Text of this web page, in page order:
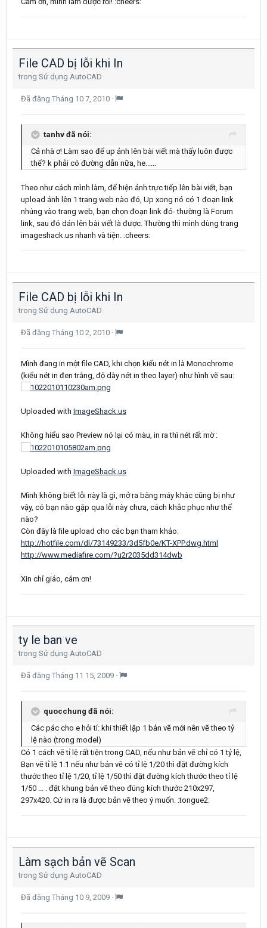
File CAD bị lỗi khi In
trong Sử dụng AutoCAD
Đã đăng Tháng 10 7, 2010 ·
tanhv đã nói:
Cả nhà ơ! Làm sao để up ảnh lên bài viết mà thấy luôn được
thế? k phải có đường dẫn nữa, he......
Theo như cách mình làm, để hiện ảnh trực tiếp lên bài viết, bạn
upload ảnh lên 1 trang web nào đó, Up xong nó có 1 đoạn link
nhúng vào trang web, bạn chọn đoạn link đó- thường là Forum
link, sau đó dán lên bài viết là được. Thường thì mình dùng trang
imageshack.us nhanh và tiện. :cheers:
File CAD bị lỗi khi In
trong Sử dụng AutoCAD
Đã đăng Tháng 10 2, 2010 ·
Mình đang in một file CAD, khi chọn kiểu nét in là Monochrome
(kiểu nét in đen trắng, độ dày nét in theo layer) như hình vẽ sau:
Uploaded with ImageShack.us
Không hiểu sao Preview nó lại có màu, in ra thì nét rất mờ :
Uploaded with ImageShack.us
Mình không biết lỗi này là gì, mở ra bằng máy khác cũng bị như
vậy, có bạn nào gặp qua lỗi này chưa, cách khắc phục như thế
nào?
Còn đây là file upload cho các bạn tham khảo:
http://hotfile.com/dl/73149233/3d5fb0e/KT-XPP.dwg.html
http://www.mediafire.com/?u2r2035dd314dwb
Xin chỉ giáo, cám ơn!
ty le ban ve
trong Sử dụng AutoCAD
Đã đăng Tháng 11 15, 2009 ·
quocchung đã nói:
Các pác cho e hỏi tí: khi thiết lập 1 bản vẽ mới nên vẽ theo tỷ
lệ nào (trong model)
Có 1 cách vẽ tỉ lệ rất tiện trong CAD, nếu như bản vẽ chỉ có 1 tỷ lệ,
Bạn vẽ tỉ lệ 1:1 nếu như bản vẽ có tỉ lệ 1/20 thì đặt đường kích
thước theo tỉ lệ 1/20, tỉ lệ 1/50 thì đặt đường kích thước theo tỉ lệ
1/50 ... . đặt khung bản vẽ theo đúng kích thước 210x297,
297x420. Cứ in ra là được bản vẽ theo ý muốn. :tongue2:
Làm sạch bản vẽ Scan
trong Sử dụng AutoCAD
Đã đăng Tháng 10 9, 2009 ·